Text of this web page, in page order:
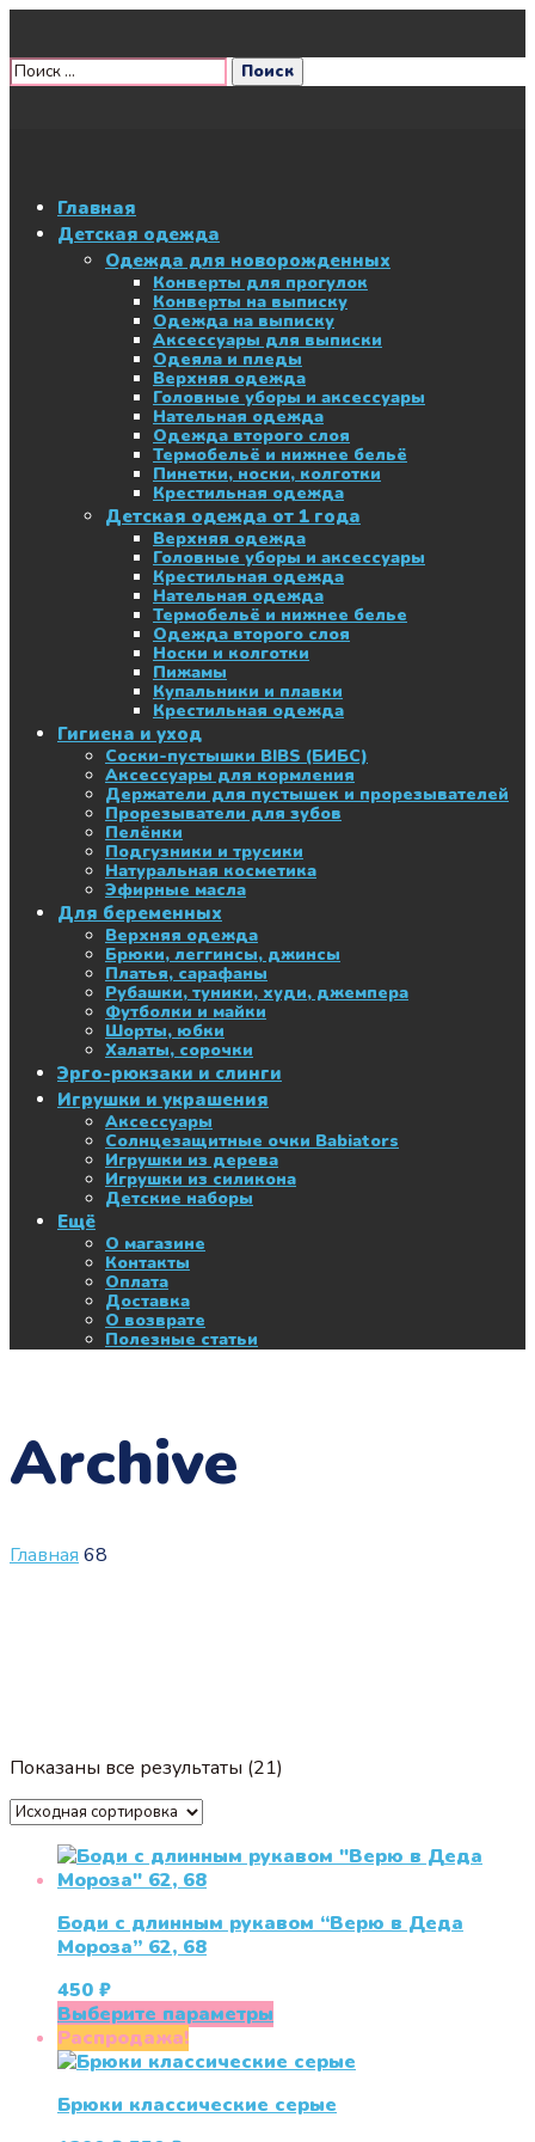
Главная
Детская одежда
Одежда для новорожденных
Конверты для прогулок
Конверты на выписку
Одежда на выписку
Аксессуары для выписки
Одеяла и пледы
Верхняя одежда
Головные уборы и аксессуары
Нательная одежда
Одежда второго слоя
Термобельё и нижнее бельё
Пинетки, носки, колготки
Крестильная одежда
Детская одежда от 1 года
Верхняя одежда
Головные уборы и аксессуары
Крестильная одежда
Нательная одежда
Термобельё и нижнее белье
Одежда второго слоя
Носки и колготки
Пижамы
Купальники и плавки
Крестильная одежда
Гигиена и уход
Соски-пустышки BIBS (БИБС)
Аксессуары для кормления
Держатели для пустышек и прорезывателей
Прорезыватели для зубов
Пелёнки
Подгузники и трусики
Натуральная косметика
Эфирные масла
Для беременных
Верхняя одежда
Брюки, леггинсы, джинсы
Платья, сарафаны
Рубашки, туники, худи, джемпера
Футболки и майки
Шорты, юбки
Халаты, сорочки
Эрго-рюкзаки и слинги
Игрушки и украшения
Аксессуары
Солнцезащитные очки Babiators
Игрушки из дерева
Игрушки из силикона
Детские наборы
Ещё
О магазине
Контакты
Оплата
Доставка
О возврате
Полезные статьи
Archive
Главная 68
Показаны все результаты (21)
Боди с длинным рукавом “Верю в Деда
Мороза” 62, 68
450 ₽
Выберите параметры
имеет
вариаций.
Распродажа!
Брюки классические серые